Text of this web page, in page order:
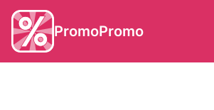
PromoPromo